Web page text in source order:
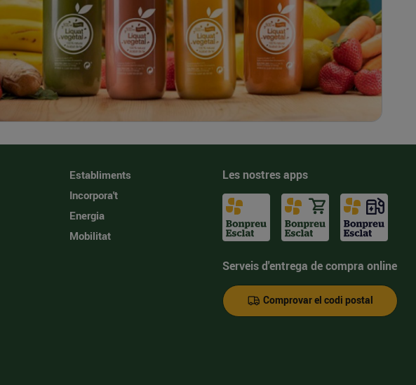
Establiments
Incorpora't
Energia
Mobilitat
Les nostres apps
Serveis d'entrega de compra online
Comprovar el codi postal